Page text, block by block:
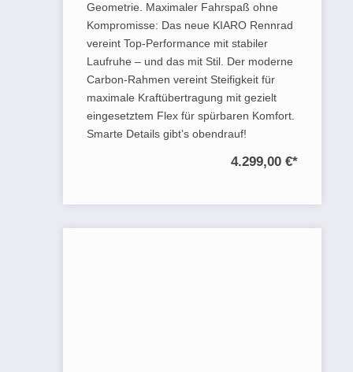
Geometrie. Maximaler Fahrspaß ohne
Kompromisse: Das neue KIARO Rennrad
vereint Top-Performance mit stabiler
Laufruhe – und das mit Stil. Der moderne
Carbon-Rahmen vereint Steifigkeit für
maximale Kraftübertragung mit gezielt
eingesetztem Flex für spürbaren Komfort.
Smarte Details gibt’s obendrauf!
4.299,00 €*